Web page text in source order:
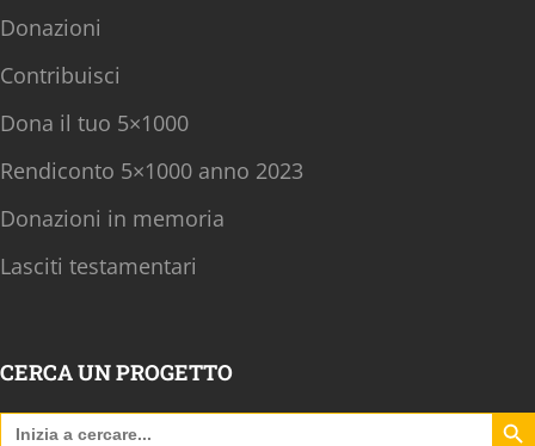
Donazioni
Contribuisci
Dona il tuo 5×1000
Rendiconto 5×1000 anno 2023
Donazioni in memoria
Lasciti testamentari
CERCA UN PROGETTO
Search
for:
Search